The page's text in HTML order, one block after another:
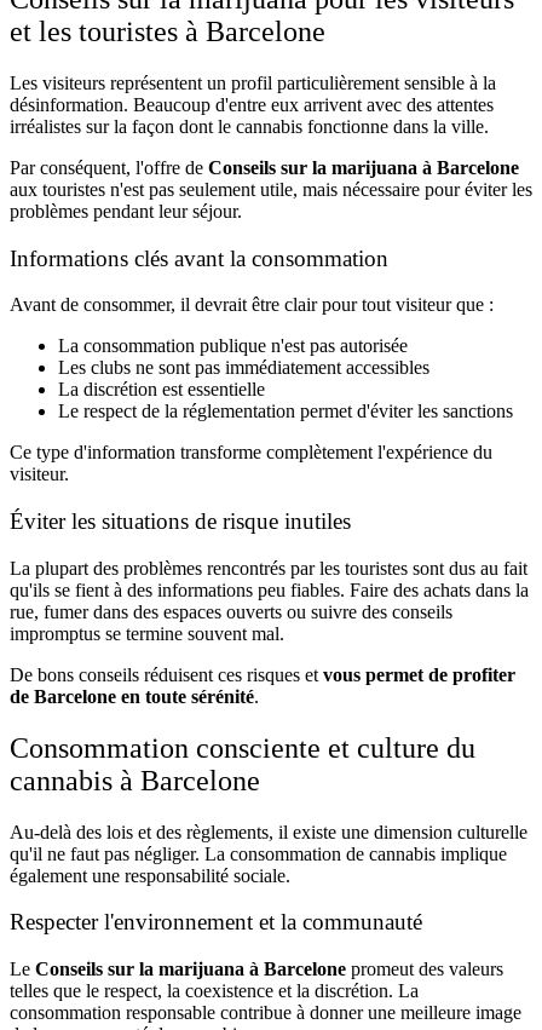
et les touristes à Barcelone
Les visiteurs représentent un profil particulièrement sensible à la
désinformation. Beaucoup d'entre eux arrivent avec des attentes
irréalistes sur la façon dont le cannabis fonctionne dans la ville.
Par conséquent, l'offre de Conseils sur la marijuana à Barcelone
aux touristes n'est pas seulement utile, mais nécessaire pour éviter les
problèmes pendant leur séjour.
Informations clés avant la consommation
Avant de consommer, il devrait être clair pour tout visiteur que :
La consommation publique n'est pas autorisée
Les clubs ne sont pas immédiatement accessibles
La discrétion est essentielle
Le respect de la réglementation permet d'éviter les sanctions
Ce type d'information transforme complètement l'expérience du
visiteur.
Éviter les situations de risque inutiles
La plupart des problèmes rencontrés par les touristes sont dus au fait
qu'ils se fient à des informations peu fiables. Faire des achats dans la
rue, fumer dans des espaces ouverts ou suivre des conseils
impromptus se termine souvent mal.
De bons conseils réduisent ces risques et vous permet de profiter
de Barcelone en toute sérénité.
Consommation consciente et culture du
cannabis à Barcelone
Au-delà des lois et des règlements, il existe une dimension culturelle
qu'il ne faut pas négliger. La consommation de cannabis implique
également une responsabilité sociale.
Respecter l'environnement et la communauté
Le Conseils sur la marijuana à Barcelone promeut des valeurs
telles que le respect, la coexistence et la discrétion. La
consommation responsable contribue à donner une meilleure image